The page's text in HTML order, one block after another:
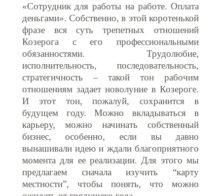
«Сотрудник для работы на работе. Оплата
деньгами». Собственно, в этой коротенькой
фразе вся суть трепетных отношений
Козерога с его профессиональными
обязанностями. Трудолюбие,
исполнительность, последовательность,
стратегичность – такой тон рабочим
отношениям задает новолуние в Козероге.
И этот тон, пожалуй, сохранится в
будущем году. Можно вкладываться в
карьеру, можно начинать собственный
бизнес, особенно, если вы давно
вынашивали идею и ждали благоприятного
момента для ее реализации. Для этого мы
предлагаем сначала изучить “карту
местности”, чтобы понять, что можно